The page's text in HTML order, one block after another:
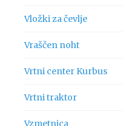
Vložki za čevlje
Vraščen noht
Vrtni center Kurbus
Vrtni traktor
Vzmetnica